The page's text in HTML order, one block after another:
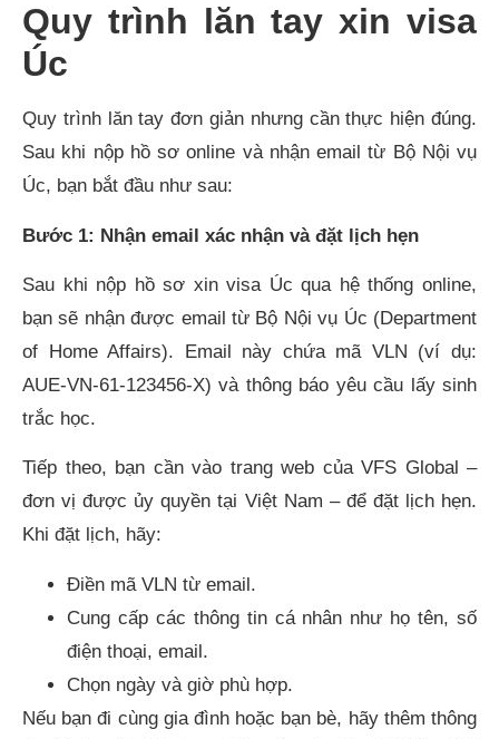
Quy trình lăn tay xin visa
Úc
Quy trình lăn tay đơn giản nhưng cần thực hiện đúng.
Sau khi nộp hồ sơ online và nhận email từ Bộ Nội vụ
Úc, bạn bắt đầu như sau:
Bước 1: Nhận email xác nhận và đặt lịch hẹn
Sau khi nộp hồ sơ xin visa Úc qua hệ thống online,
bạn sẽ nhận được email từ Bộ Nội vụ Úc (Department
of Home Affairs). Email này chứa mã VLN (ví dụ:
AUE-VN-61-123456-X) và thông báo yêu cầu lấy sinh
trắc học.
Tiếp theo, bạn cần vào trang web của VFS Global –
đơn vị được ủy quyền tại Việt Nam – để đặt lịch hẹn.
Khi đặt lịch, hãy:
Điền mã VLN từ email.
Cung cấp các thông tin cá nhân như họ tên, số
điện thoại, email.
Chọn ngày và giờ phù hợp.
Nếu bạn đi cùng gia đình hoặc bạn bè, hãy thêm thông